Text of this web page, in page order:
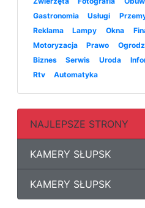
Gastronomia
Usługi
Reklama
Lampy Okna
Motoryzacja
Prawo
Biznes
Serwis Uroda
Rtv
Automatyka
NAJLEPSZE STRONY
KAMERY SŁUPSK
KAMERY SŁUPSK